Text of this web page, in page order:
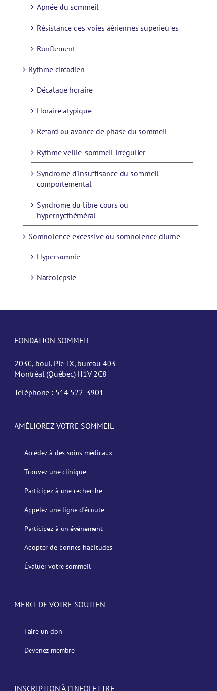
Apnée du sommeil
Résistance des voies aériennes supérieures
Ronflement
Rythme circadien
Décalage horaire
Horaire atypique
Retard ou avance de phase du sommeil
Rythme veille-sommeil irrégulier
Syndrome d’insuffisance du sommeil
comportemental
Syndrome du libre cours ou
hypernycthéméral
Somnolence excessive ou somnolence diurne
Hypersomnie
Narcolepsie
FONDATION SOMMEIL
2030, boul. Pie-IX, bureau 403
Montréal (Québec) H1V 2C8
Téléphone : 514 522-3901
AMÉLIOREZ VOTRE SOMMEIL
Accédez à des soins médicaux
Trouvez une clinique
Participez à une recherche
Appelez une ligne d’écoute
Participez à un événement
Adopter de bonnes habitudes
Évaluer votre sommeil
MERCI DE VOTRE SOUTIEN
Faire un don
Devenez membre
INSCRIPTION À L’INFOLETTRE